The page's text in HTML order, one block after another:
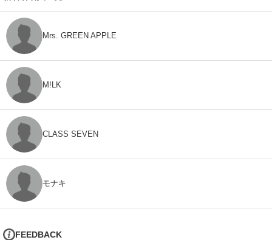
Mrs. GREEN APPLE
M!LK
CLASS SEVEN
モナキ
FEEDBACK